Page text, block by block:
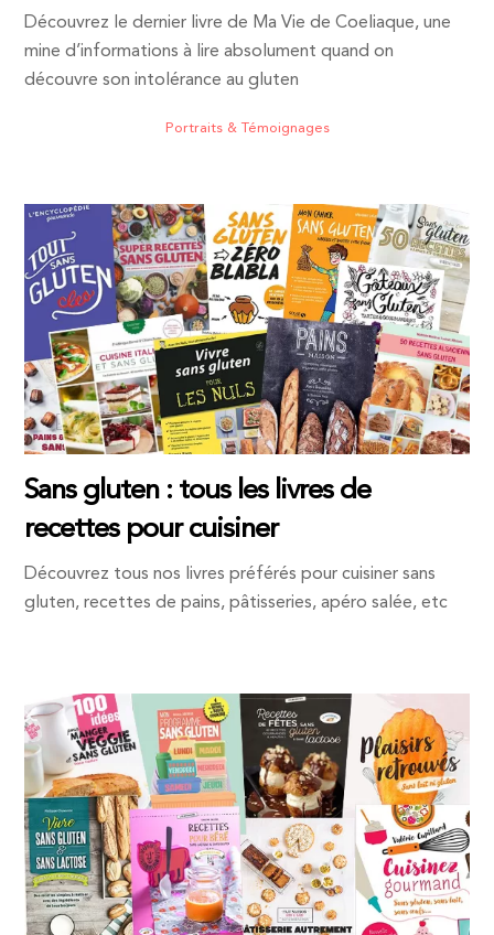
Découvrez le dernier livre de Ma Vie de Coeliaque, une
mine d’informations à lire absolument quand on
découvre son intolérance au gluten
Portraits & Témoignages
Sans gluten : tous les livres de
recettes pour cuisiner
Découvrez tous nos livres préférés pour cuisiner sans
gluten, recettes de pains, pâtisseries, apéro salée, etc